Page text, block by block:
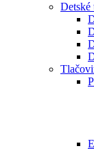
Detské